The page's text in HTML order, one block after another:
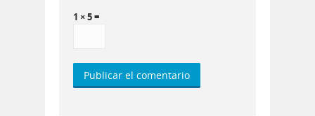
1 × 5 =